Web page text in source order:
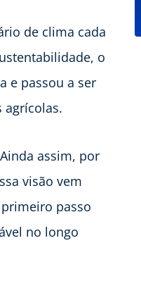
de clima cada
o
e passou a ser
agrícolas.
assim, por
visão vem
passo
no longo